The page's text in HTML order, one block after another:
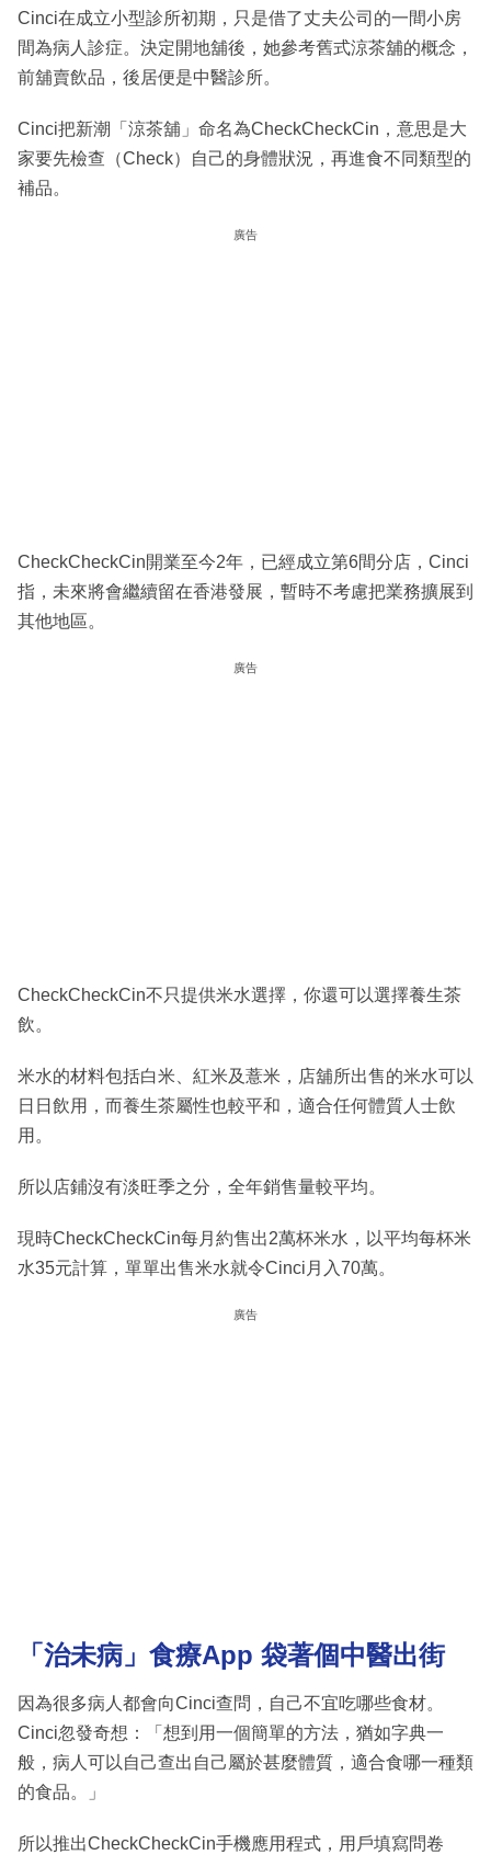
Cinci在成立小型診所初期，只是借了丈夫公司的一間小房
間為病人診症。決定開地舖後，她參考舊式涼茶舖的概念，
前舖賣飲品，後居便是中醫診所。
Cinci把新潮「涼茶舖」命名為CheckCheckCin，意思是大
家要先檢查（Check）自己的身體狀況，再進食不同類型的
補品。
廣告
CheckCheckCin開業至今2年，已經成立第6間分店，Cinci
指，未來將會繼續留在香港發展，暫時不考慮把業務擴展到
其他地區。
廣告
CheckCheckCin不只提供米水選擇，你還可以選擇養生茶
飲。
米水的材料包括白米、紅米及薏米，店舖所出售的米水可以
日日飲用，而養生茶屬性也較平和，適合任何體質人士飲
用。
所以店鋪沒有淡旺季之分，全年銷售量較平均。
現時CheckCheckCin每月約售出2萬杯米水，以平均每杯米
水35元計算，單單出售米水就令Cinci月入70萬。
廣告
「治未病」食療App 袋著個中醫出街
因為很多病人都會向Cinci查問，自己不宜吃哪些食材。
Cinci忽發奇想：「想到用一個簡單的方法，猶如字典一
般，病人可以自己查出自己屬於甚麼體質，適合食哪一種類
的食品。」
所以推出CheckCheckCin手機應用程式，用戶填寫問卷